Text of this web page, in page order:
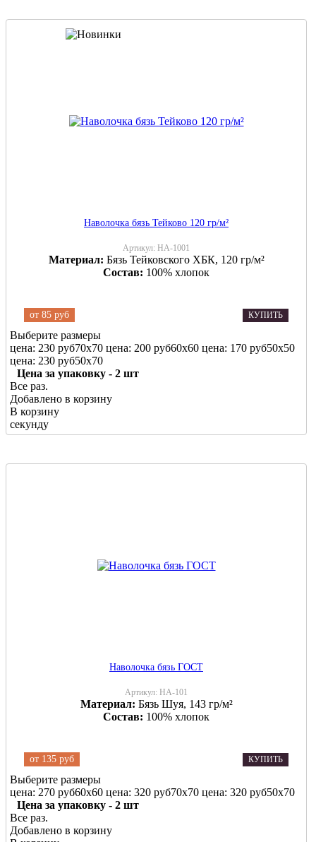
Наволочка бязь Тейково 120 гр/м²
Артикул: НА-1001
Материал: Бязь Тейковского ХБК, 120 гр/м²
Состав: 100% хлопок
от 85 руб КУПИТЬ
Выберите размеры
цена: 230 руб70х70 цена: 200 руб60х60 цена: 170 руб50х50
цена: 230 руб50х70
Цена за упаковку - 2 шт
Все раз.
Добавлено в корзину
В корзину
секунду
Наволочка бязь ГОСТ
Артикул: НА-101
Материал: Бязь Шуя, 143 гр/м²
Состав: 100% хлопок
от 135 руб КУПИТЬ
Выберите размеры
цена: 270 руб60х60 цена: 320 руб70х70 цена: 320 руб50х70
Цена за упаковку - 2 шт
Все раз.
Добавлено в корзину